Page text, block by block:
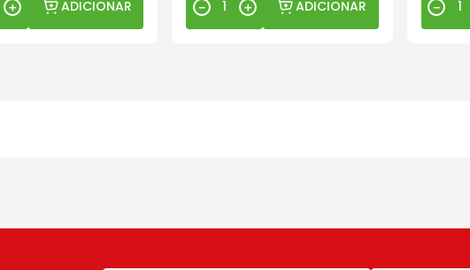
＋ ADICIONAR ＋
－ ADICIONAR －